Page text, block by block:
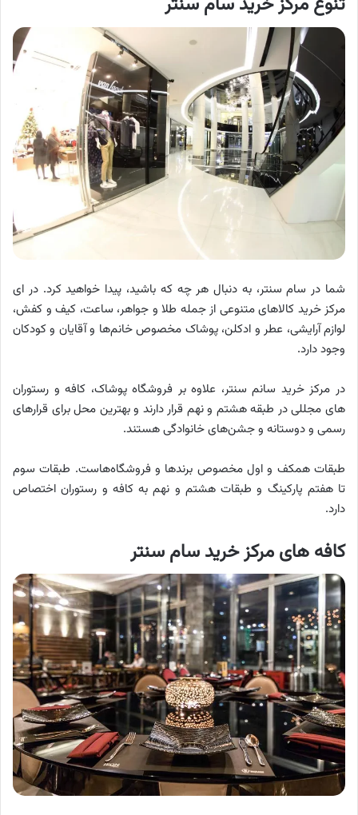
شما در سام سنتر، به دنبال هر چه که باشید، پیدا خواهید کرد. در ای
مرکز خرید کالاهای متنوعی از جمله طلا و جواهر، ساعت، کیف و کفش،
لوازم آرایشی، عطر و ادکلن، پوشاک مخصوص خانم‌ها و آقایان و کودکان
وجود دارد.
در مرکز خرید سانم سنتر، علاوه بر فروشگاه پوشاک، کافه و رستوران
های مجللی در طبقه هشتم و نهم قرار دارند و بهترین محل برای قرارهای
رسمی و دوستانه و جشن‌های خانوادگی هستند.
طبقات همکف و اول مخصوص برندها و فروشگاه‌هاست. طبقات سوم
تا هفتم پارکینگ و طبقات هشتم و نهم به کافه و رستوران اختصاص
دارد.
کافه های مرکز خرید سام سنتر